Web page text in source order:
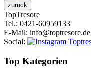
TopTresore
Tel.: 0421-60959133
E-Mail: info@toptresore.de
Social:
Top Kategorien